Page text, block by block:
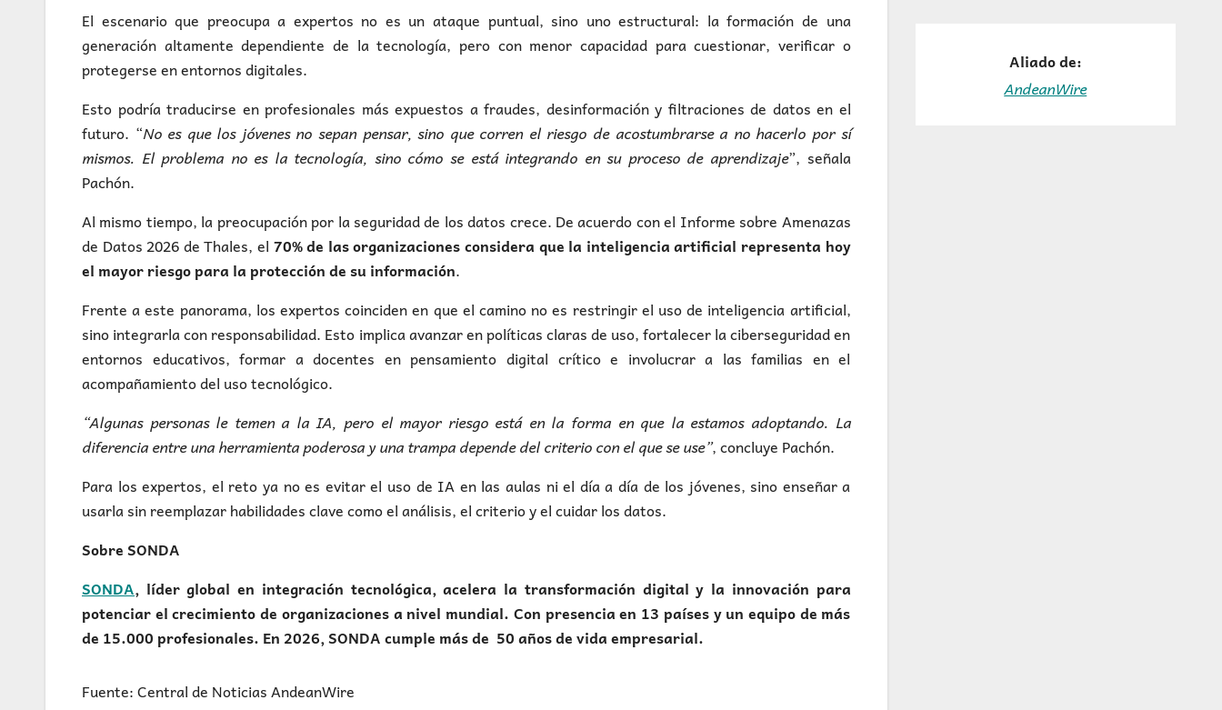
El escenario que preocupa a expertos no es un ataque puntual, sino uno estructural: la formación de una
generación altamente dependiente de la tecnología, pero con menor capacidad para cuestionar, verificar o
protegerse en entornos digitales.
Esto podría traducirse en profesionales más expuestos a fraudes, desinformación y filtraciones de datos en el
futuro. “No es que los jóvenes no sepan pensar, sino que corren el riesgo de acostumbrarse a no hacerlo por sí
mismos. El problema no es la tecnología, sino cómo se está integrando en su proceso de aprendizaje”, señala
Pachón.
Al mismo tiempo, la preocupación por la seguridad de los datos crece. De acuerdo con el Informe sobre Amenazas
de Datos 2026 de Thales, el 70% de las organizaciones considera que la inteligencia artificial representa hoy
el mayor riesgo para la protección de su información.
Frente a este panorama, los expertos coinciden en que el camino no es restringir el uso de inteligencia artificial,
sino integrarla con responsabilidad. Esto implica avanzar en políticas claras de uso, fortalecer la ciberseguridad en
entornos educativos, formar a docentes en pensamiento digital crítico e involucrar a las familias en el
acompañamiento del uso tecnológico.
“Algunas personas le temen a la IA, pero el mayor riesgo está en la forma en que la estamos adoptando. La
diferencia entre una herramienta poderosa y una trampa depende del criterio con el que se use”, concluye Pachón.
Para los expertos, el reto ya no es evitar el uso de IA en las aulas ni el día a día de los jóvenes, sino enseñar a
usarla sin reemplazar habilidades clave como el análisis, el criterio y el cuidar los datos.
Sobre SONDA
SONDA, líder global en integración tecnológica, acelera la transformación digital y la innovación para
potenciar el crecimiento de organizaciones a nivel mundial. Con presencia en 13 países y un equipo de más
de 15.000 profesionales. En 2026, SONDA cumple más de 50 años de vida empresarial.
Fuente: Central de Noticias AndeanWire
Aliado de:
AndeanWire